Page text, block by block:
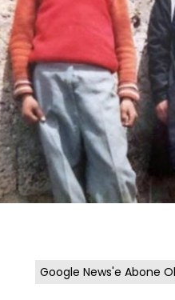
Google News'e Abone Ol